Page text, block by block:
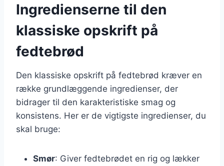
Ingredienserne til den
klassiske opskrift på
fedtebrød
Den klassiske opskrift på fedtebrød kræver en
række grundlæggende ingredienser, der
bidrager til den karakteristiske smag og
konsistens. Her er de vigtigste ingredienser, du
skal bruge:
Smør: Giver fedtebrødet en rig og lækker